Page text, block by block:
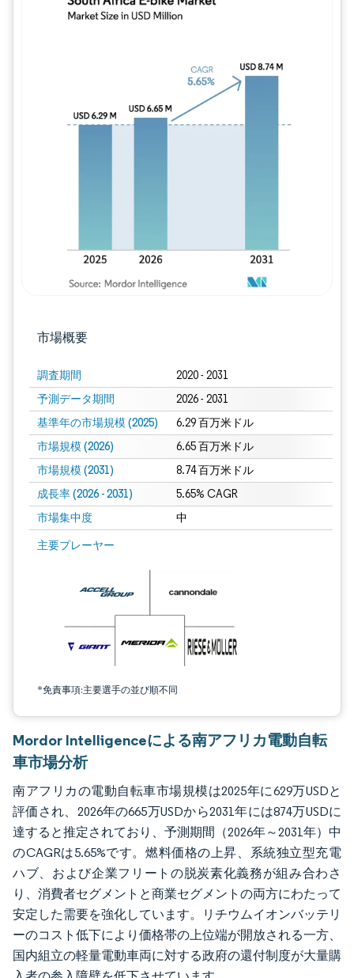
市場概要
調査期間 2020 - 2031
予測データ期間 2026 - 2031
基準年の市場規模 (2025) 6.29 百万米ドル
市場規模 (2026) 6.65 百万米ドル
市場規模 (2031) 8.74 百万米ドル
成長率 (2026 - 2031) 5.65% CAGR
市場集中度 中
主要プレーヤー
*免責事項:主要選手の並び順不同
画像 © Mordor Intelligence。再利用にはCC BY 4.0の表示が必要です。
Mordor Intelligenceによる南アフリカ電動自転
車市場分析
南アフリカの電動自転車市場規模は2025年に629万USDと
評価され、2026年の665万USDから2031年には874万USDに
達すると推定されており、予測期間（2026年～2031年）中
のCAGRは5.65%です。燃料価格の上昇、系統独立型充電
ハブ、および企業フリートの脱炭素化義務が組み合わさ
り、消費者セグメントと商業セグメントの両方にわたって
安定した需要を強化しています。リチウムイオンバッテリ
ーのコスト低下により価格帯の上位端が開放される一方、
国内組立の軽量電動車両に対する政府の還付制度が大量購